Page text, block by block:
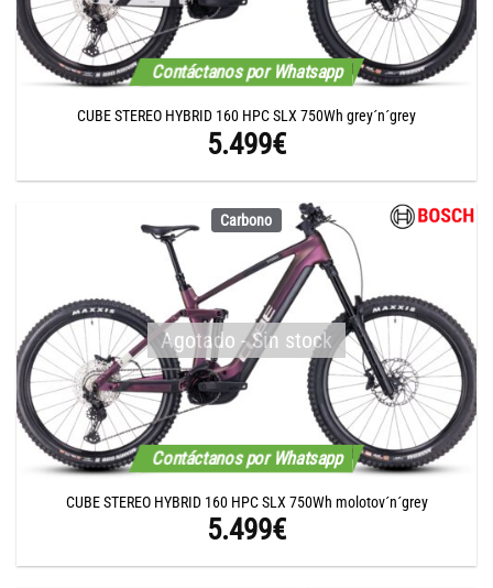
Contáctanos por Whatsapp
CUBE STEREO HYBRID 160 HPC SLX 750Wh grey´n´grey
5.499€
Carbono
Contáctanos por Whatsapp
Agotado - Sin stock
CUBE STEREO HYBRID 160 HPC SLX 750Wh molotov´n´grey
5.499€